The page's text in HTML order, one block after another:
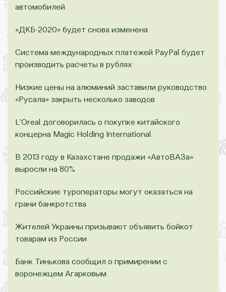
автомобилей
«ДКБ-2020» будет снова изменена
Система международных платежей PayPal будет
производить расчеты в рублях
Низкие цены на алюминий заставили руководство
«Русала» закрыть несколько заводов
L'Oreal договорилась о покупке китайского
концерна Magic Holding International
В 2013 году в Казахстане продажи «АвтоВАЗа»
выросли на 80%
Российские туроператоры могут оказаться на
грани банкротства
Жителей Украины призывают объявить бойкот
товарам из России
Банк Тинькова сообщил о примирении с
воронежцем Агарковым